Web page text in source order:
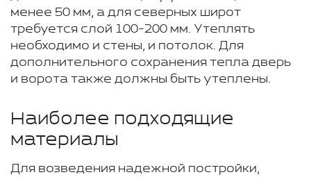
менее 50 мм, а для северных широт
требуется слой 100-200 мм. Утеплять
необходимо и стены, и потолок. Для
дополнительного сохранения тепла дверь
и ворота также должны быть утеплены.
Наиболее подходящие
материалы
Для возведения надежной постройки,